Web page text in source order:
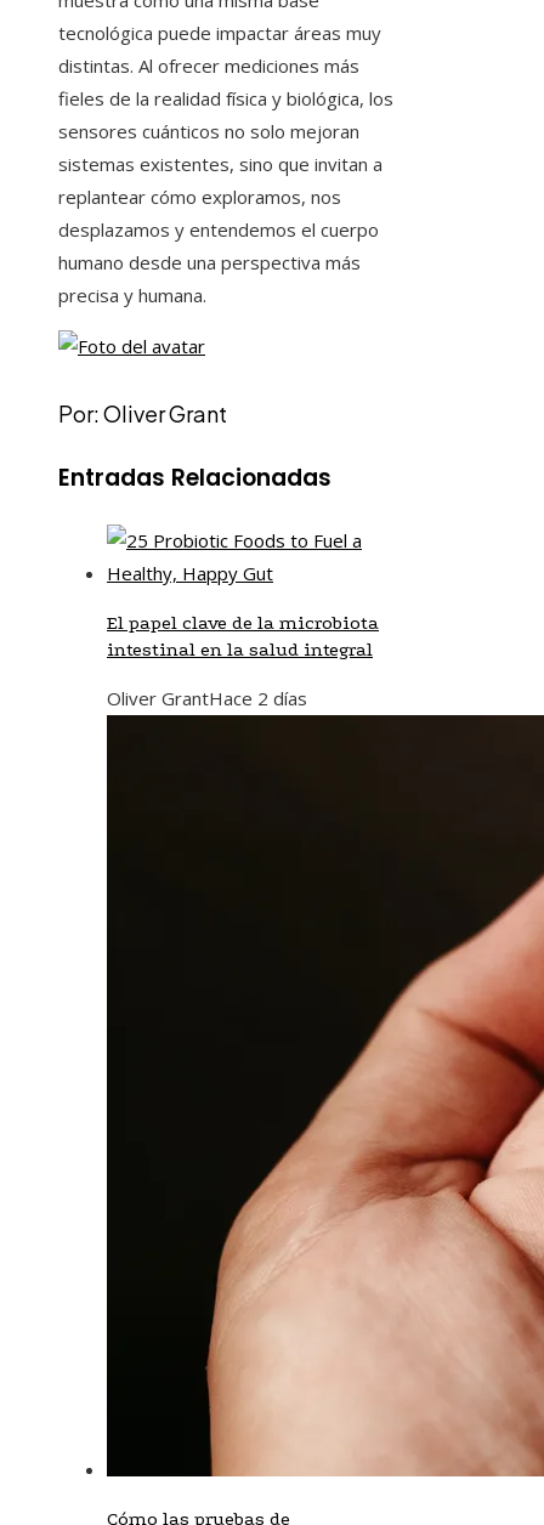
tecnológica puede impactar áreas muy
distintas. Al ofrecer mediciones más
fieles de la realidad física y biológica, los
sensores cuánticos no solo mejoran
sistemas existentes, sino que invitan a
replantear cómo exploramos, nos
desplazamos y entendemos el cuerpo
humano desde una perspectiva más
precisa y humana.
Por: Oliver Grant
Entradas Relacionadas
El papel clave de la microbiota
intestinal en la salud integral
Oliver GrantHace 2 días
Cómo las pruebas de